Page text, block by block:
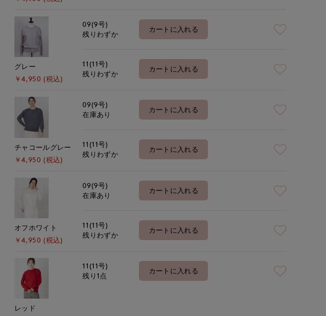
モデル身長:168cm 着用サイズ:09(M)
グレー
￥4,950 (税込)
09(9号)
残りわずか
カートに入れる
11(11号)
残りわずか
カートに入れる
チャコールグレー
￥4,950 (税込)
09(9号)
在庫あり
カートに入れる
11(11号)
残りわずか
カートに入れる
オフホワイト
￥4,950 (税込)
09(9号)
在庫あり
カートに入れる
11(11号)
残りわずか
カートに入れる
レッド
11(11号)
残り1点
カートに入れる